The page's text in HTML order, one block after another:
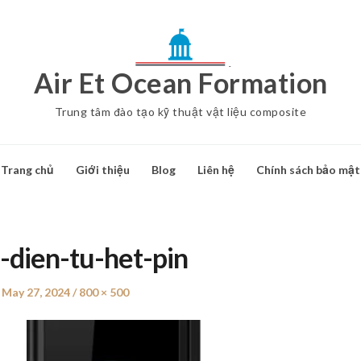
Air Et Ocean Formation
Trung tâm đào tạo kỹ thuật vật liệu composite
Trang chủ Giới thiệu Blog Liên hệ Chính sách bảo mật
dien-tu-het-pin
Posted
May 27, 2024
Full
800 × 500